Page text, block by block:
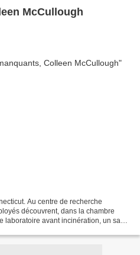
McCullough
Au centre de recherche
découvrent, dans la chambre
laboratoire avant incinération, un sac